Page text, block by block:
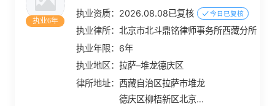
执业6年
执业资质： 2026.08.08已复核 今日已复核
执业律所：北京市北斗鼎铭律师事务所西藏分所
执业年限： 6年
执业地区：拉萨–堆龙德庆区
律所地址：西藏自治区拉萨市堆龙
德庆区柳梧新区北京大